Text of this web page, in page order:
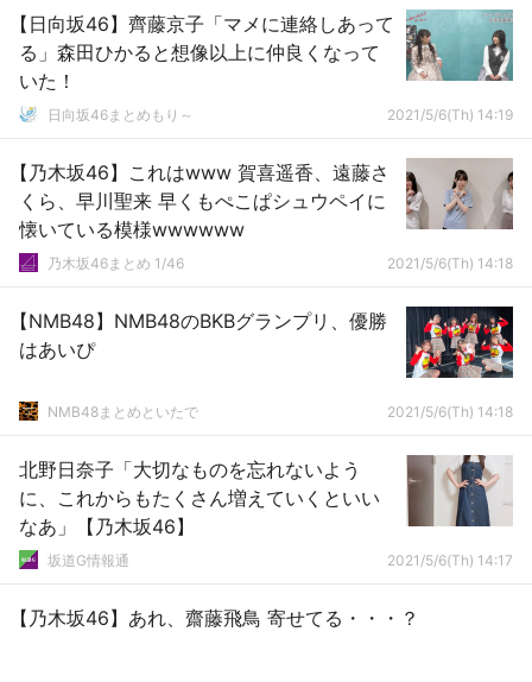
【日向坂46】齊藤京子「マメに連絡しあって
る」森田ひかると想像以上に仲良くなって
いた！
日向坂46まとめもり～ 2021/5/6(Th) 14:19
【乃木坂46】これはwww 賀喜遥香、遠藤さ
くら、早川聖来 早くもぺこぱシュウペイに
懐いている模様wwwwww
乃木坂46まとめ 1/46 2021/5/6(Th) 14:18
【NMB48】NMB48のBKBグランプリ、優勝
はあいぴ
NMB48まとめといたで 2021/5/6(Th) 14:18
北野日奈子「大切なものを忘れないよう
に、これからもたくさん増えていくといい
なあ」【乃木坂46】
坂道G情報通 2021/5/6(Th) 14:17
【乃木坂46】あれ、齋藤飛鳥 寄せてる・・・？